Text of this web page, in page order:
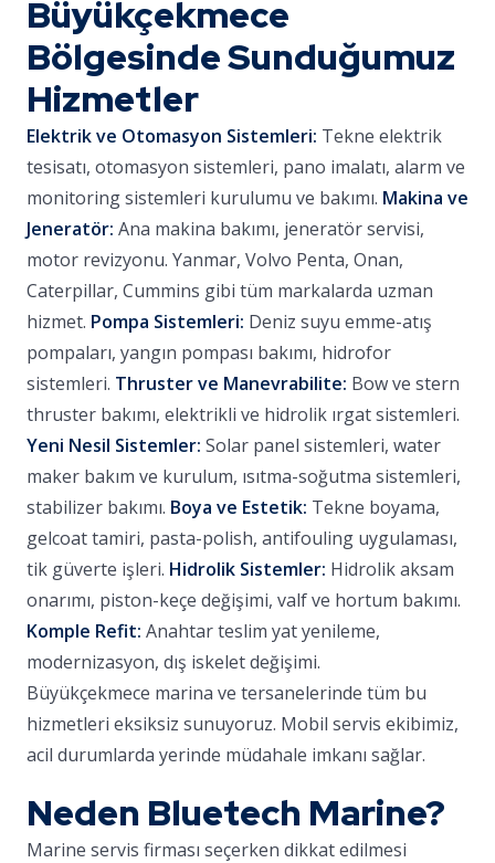
Büyükçekmece
Bölgesinde Sunduğumuz
Hizmetler
Elektrik ve Otomasyon Sistemleri: Tekne elektrik
tesisatı, otomasyon sistemleri, pano imalatı, alarm ve
monitoring sistemleri kurulumu ve bakımı. Makina ve
Jeneratör: Ana makina bakımı, jeneratör servisi,
motor revizyonu. Yanmar, Volvo Penta, Onan,
Caterpillar, Cummins gibi tüm markalarda uzman
hizmet. Pompa Sistemleri: Deniz suyu emme-atış
pompaları, yangın pompası bakımı, hidrofor
sistemleri. Thruster ve Manevrabilite: Bow ve stern
thruster bakımı, elektrikli ve hidrolik ırgat sistemleri.
Yeni Nesil Sistemler: Solar panel sistemleri, water
maker bakım ve kurulum, ısıtma-soğutma sistemleri,
stabilizer bakımı. Boya ve Estetik: Tekne boyama,
gelcoat tamiri, pasta-polish, antifouling uygulaması,
tik güverte işleri. Hidrolik Sistemler: Hidrolik aksam
onarımı, piston-keçe değişimi, valf ve hortum bakımı.
Komple Refit: Anahtar teslim yat yenileme,
modernizasyon, dış iskelet değişimi.
Büyükçekmece marina ve tersanelerinde tüm bu
hizmetleri eksiksiz sunuyoruz. Mobil servis ekibimiz,
acil durumlarda yerinde müdahale imkanı sağlar.
Neden Bluetech Marine?
Marine servis firması seçerken dikkat edilmesi